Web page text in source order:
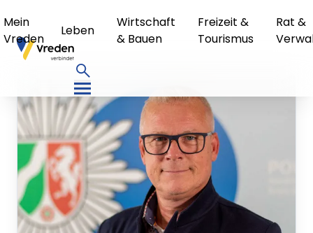
Mein
Vreden
Leben
Wirtschaft
& Bauen
Freizeit &
Tourismus
Rat &